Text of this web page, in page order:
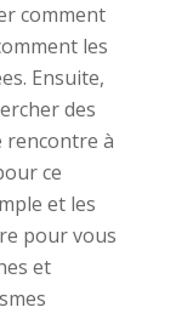
comment
les
Ensuite,
des
rencontre à
ce
et les
pour vous
et